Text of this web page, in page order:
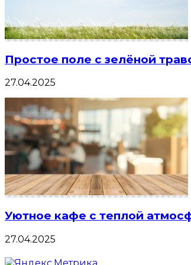
Простое поле с зелёной
27.04.2025
Уютное кафе с теплой
27.04.2025